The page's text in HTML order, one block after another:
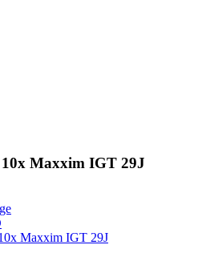
Maxxim IGT 29J
Maxxim IGT 29J